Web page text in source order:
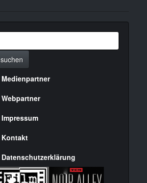
suchen
Menülinks
rechte
Seite
Medienpartner
Webpartner
Impressum
Kontakt
Datenschutzerklärung